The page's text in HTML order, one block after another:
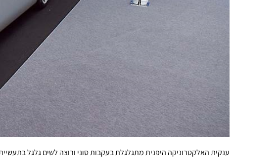
ענקית האלקטרוניקה היפנית מתגלגלת בעקבות סוני ורוצה לשים גלגל